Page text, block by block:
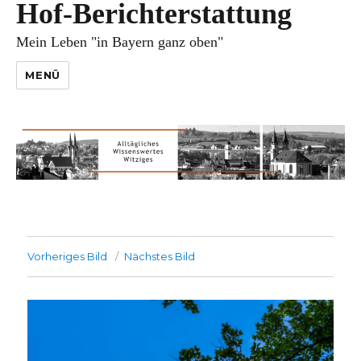
Hof-Berichterstattung
Mein Leben "in Bayern ganz oben"
MENÜ
Vorheriges Bild Nächstes Bild